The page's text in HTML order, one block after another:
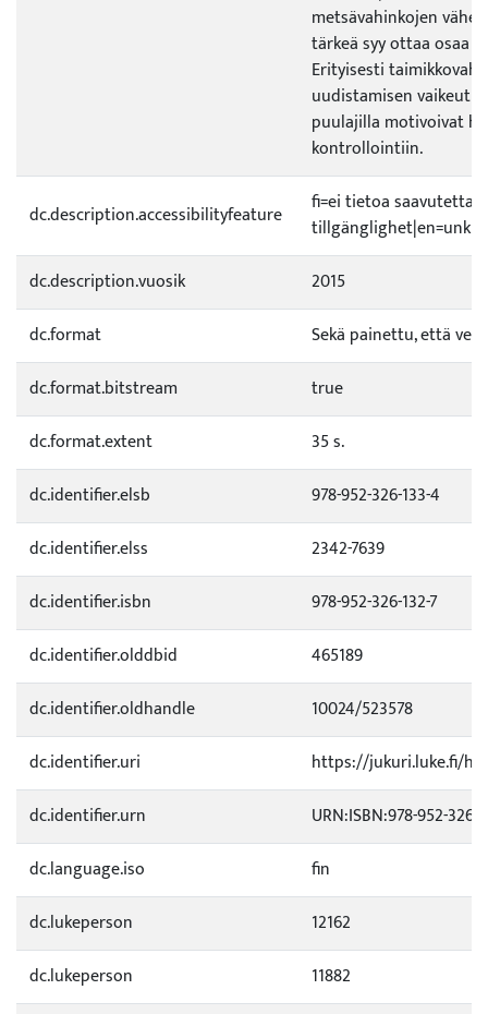
metsävahinkojen
tärkeä syy ottaa osaa
Erityisesti
uudistamisen
puulajilla motivoivat
kontrollointiin.
dc.description.accessibilityfeature
fi=ei tietoa
dc.description.vuosik
2015
dc.format
Sekä painettu, että
dc.format.bitstream
true
dc.format.extent
35 s.
dc.identifier.elsb
978-952-326-133-4
dc.identifier.elss
2342-7639
dc.identifier.isbn
978-952-326-132-7
dc.identifier.olddbid
465189
dc.identifier.oldhandle
10024/523578
dc.identifier.uri
https://jukuri.luke.fi/
dc.identifier.urn
URN:ISBN:978-952-326-
dc.language.iso
fin
dc.lukeperson
12162
dc.lukeperson
11882